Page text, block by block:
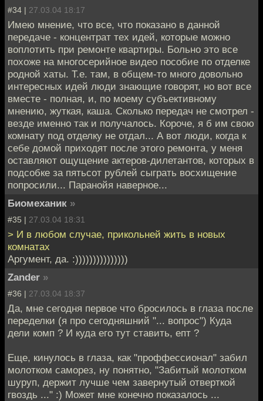
#34 | 27.03.04 18:17
Имею мнение, что все, что показано в данной
передаче - концентрат тех идей, которые можно
воплотить при ремонте квартиры. Больно это все
похоже на многосерийное видео пособие по отделке
родной хаты. Т.е. там, в общем-то много довольно
интересных идей люди знающие говорят, но вот все
вместе - полная, и, по моему субъективному
мнению, жуткая, каша. Сколько передач не смотрел -
везде именно так и получалось. Короче, я б им свою
комнату под отделку не отдал... А вот люди, когда к
себе домой приходят после этого ремонта, у меня
оставляют ощущение актеров-дилетантов, которых в
подсобке за пятьсот рублей сыграть восхищение
попросили... Паранойя наверное...
Биомеханик »
#35 | 27.03.04 18:31
> И в любом случае, прикольней жить в новых
комнатах
Аргумент, да. :)))))))))))))))
Zander »
#36 | 27.03.04 18:37
Да, мне сегодня первое что бросилось в глаза после
переделки (я про сегодняшний "... вопрос") Куда
дели комп ? И куда его тут ставить, епт ?
Еще, кинулось в глаза, как "проффессионал" забил
молотком саморез, ну понятно, "Забитый молотком
шуруп, держит лучше чем завернутый отверткой
гвоздь ..." :) Может мне конечно показалось ...